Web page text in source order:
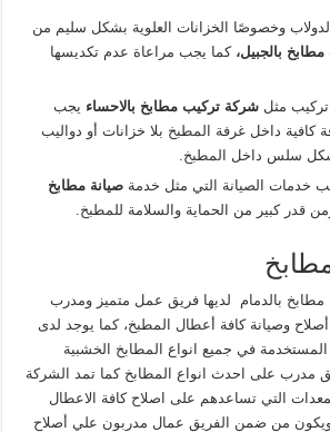
وخصوصًا الخزانات العلوية بشكل سليم من
بالجبيل،كما يجب مراعاة عدم تكديسها
تركيب مثلشركة تركيب مطابخ بالاحساء يجب
كافية داخل غرفة المطبخ بلا خزانات أو دواليب
سلس داخل المطبخ.
خدمات الصيانة التي مثل خدمةصيانة مطابخ
قدر كبير من الحماية والسلامة للمطبخ.
بالدمام لديها فريق عمل متميز ومدرب
وصيانة كافة أعطال المطبخ، كما يوجد لدى
المستخدمة في جميع انواع المطابخ الخشبية
مدرب على احدث انواع المطابخ كما تمد الشركة
التي تساعدهم على اصلاح كافة الاعطال
ويكون من ضمن الفريق عمال مدربون علي أصلاح